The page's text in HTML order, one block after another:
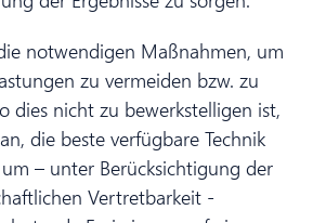
notwendigen Maßnahmen, um
zu vermeiden bzw. zu
dies nicht zu bewerkstelligen ist,
die beste verfügbare Technik
– unter Berücksichtigung der
Vertretbarkeit -